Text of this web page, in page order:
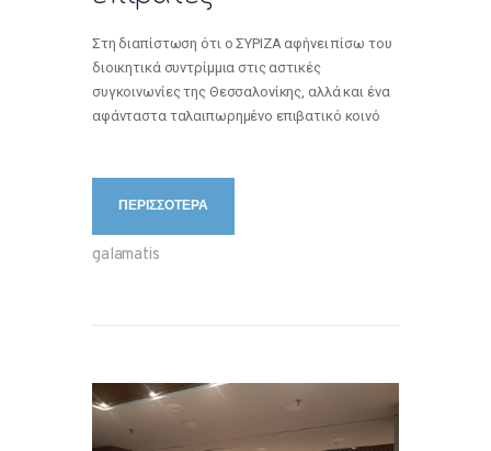
Στη διαπίστωση ότι ο ΣΥΡΙΖΑ αφήνει πίσω του
διοικητικά συντρίμμια στις αστικές
συγκοινωνίες της Θεσσαλονίκης, αλλά και ένα
αφάνταστα ταλαιπωρημένο επιβατικό κοινό
ΠΕΡΙΣΣΟΤΕΡΑ
galamatis